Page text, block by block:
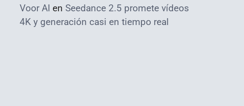
Voor AI en Seedance 2.5 promete vídeos
4K y generación casi en tiempo real